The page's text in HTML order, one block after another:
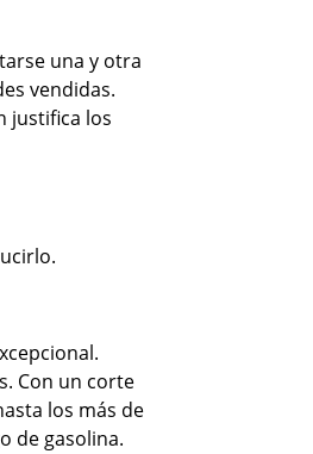
una y otra
vendidas.
justifica los
Con un corte
los más de
de gasolina.